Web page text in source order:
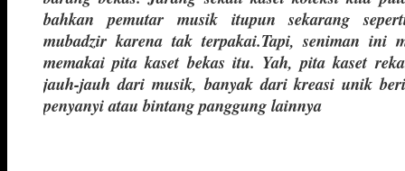
bahkan pemutar musik itupun sekarang
mubadzir karena tak terpakai.Tapi, seniman ini
memakai pita kaset bekas itu. Yah, pita kaset
jauh-jauh dari musik, banyak dari kreasi unik
penyanyi atau bintang panggung lainnya